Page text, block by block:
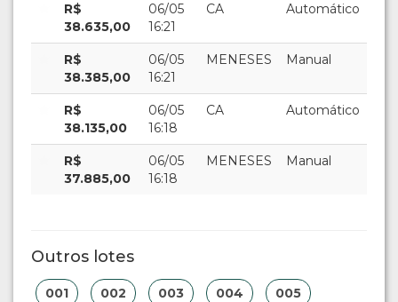
R$
38.635,00
06/05
16:21
CA Automático
R$
38.385,00
06/05
16:21
MENESES Manual
R$
38.135,00
06/05
16:18
CA Automático
R$
37.885,00
06/05
16:18
MENESES Manual
Outros lotes
001 002 003 004 005